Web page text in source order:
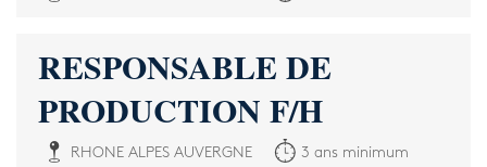
RESPONSABLE DE
PRODUCTION F/H
RHONE ALPES AUVERGNE 3 ans minimum